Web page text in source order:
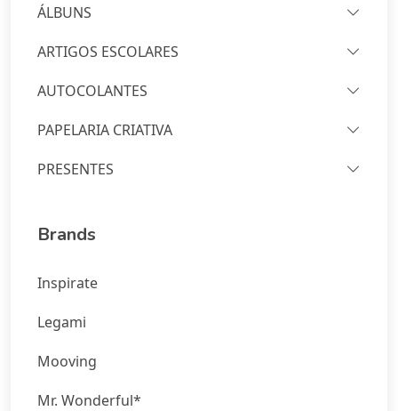
ÁLBUNS
ARTIGOS ESCOLARES
AUTOCOLANTES
PAPELARIA CRIATIVA
PRESENTES
Brands
Inspirate
Legami
Mooving
Mr. Wonderful*